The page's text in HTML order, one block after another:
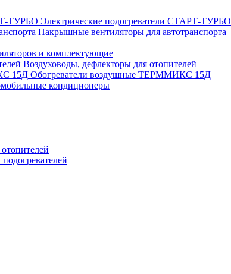
Электрические подогреватели СТАРТ-ТУРБО
Накрышные вентиляторы для автотранспорта
и комплектующие
Воздуховоды, дефлекторы для отопителей
Обогреватели воздушные ТЕРММИКС 15Д
кондиционеры